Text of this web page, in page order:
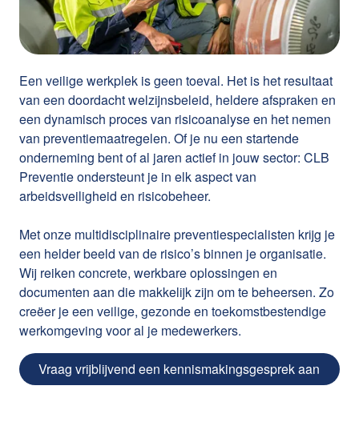
Een veilige werkplek is geen toeval. Het is het resultaat
van een doordacht welzijnsbeleid, heldere afspraken en
een dynamisch proces van risicoanalyse en het nemen
van preventiemaatregelen. Of je nu een startende
onderneming bent of al jaren actief in jouw sector: CLB
Preventie ondersteunt je in elk aspect van
arbeidsveiligheid en risicobeheer.
Met onze multidisciplinaire preventiespecialisten krijg je
een helder beeld van de risico’s binnen je organisatie.
Wij reiken concrete, werkbare oplossingen en
documenten aan die makkelijk zijn om te beheersen. Zo
creëer je een veilige, gezonde en toekomstbestendige
werkomgeving voor al je medewerkers.
Vraag vrijblijvend een kennismakingsgesprek aan